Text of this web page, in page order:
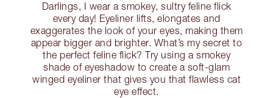
Darlings, I wear a smokey, sultry feline flick
every day! Eyeliner lifts, elongates and
exaggerates the look of your eyes, making them
appear bigger and brighter. What’s my secret to
the perfect feline flick? Try using a smokey
shade of eyeshadow to create a soft-glam
winged eyeliner that gives you that flawless cat
eye effect.